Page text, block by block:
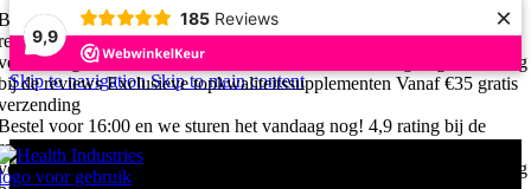
9,9
185 Reviews ×
Skip to navigationSkip to main content
voor 16:00 en we sturen het vandaag nog!
Exclusieve topkwaliteitssupplementenVanaf €35 gratis
Bestel voor 16:00 en we sturen het vandaag nog!
4,9 rating
de reviewsExclusieve topkwaliteitssupplementenVanaf €35 gratis
voor 16:00 en we sturen het vandaag nog! 4,9 rating bij de
Exclusieve topkwaliteitssupplementen
Bestel voor 16:00 en we sturen het vandaag nog!
4,9 rating